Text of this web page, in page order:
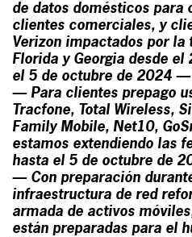
de datos domésticos para
clientes comerciales, y
Verizon impactados por la
Florida y Georgia desde
el 5 de octubre de 2024 —
— Para clientes prepago
Tracfone, Total Wireless,
Family Mobile, Net10,
estamos extendiendo las
hasta el 5 de octubre de
— Con preparación
infraestructura de red
armada de activos
están preparadas para el